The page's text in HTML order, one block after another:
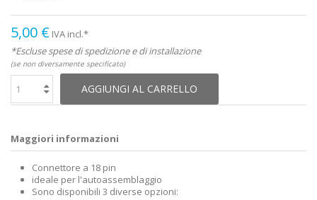
5,00 € IVA incl.*
*Escluse spese di spedizione e di installazione
(se non diversamente specificato)
AGGIUNGI AL CARRELLO
Maggiori informazioni
Connettore a 18 pin
ideale per l'autoassemblaggio
Sono disponibili 3 diverse opzioni: